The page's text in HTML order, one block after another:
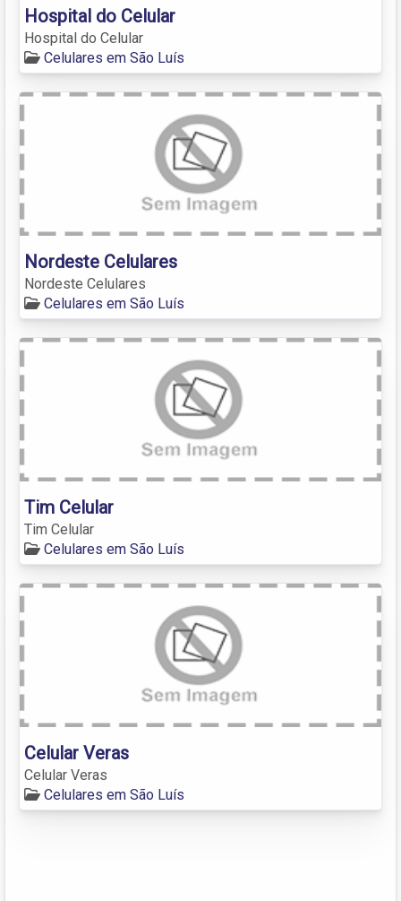
Hospital do Celular
Hospital do Celular
Celulares em São Luís
Nordeste Celulares
Nordeste Celulares
Celulares em São Luís
Tim Celular
Tim Celular
Celulares em São Luís
Celular Veras
Celular Veras
Celulares em São Luís